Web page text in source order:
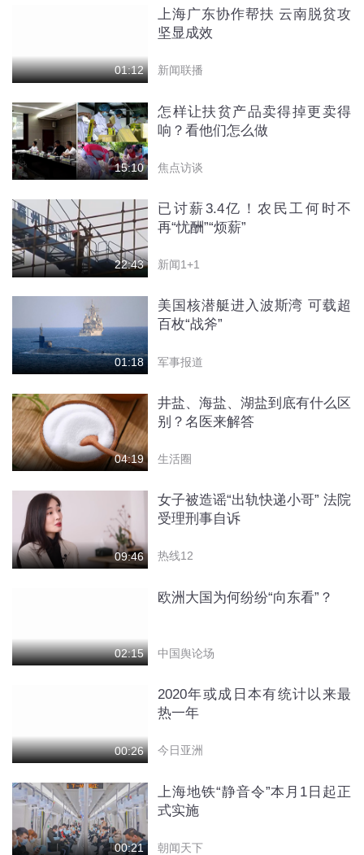
01:12
上海广东协作帮扶 云南脱贫攻
坚显成效
新闻联播
15:10
怎样让扶贫产品卖得掉更卖得
响？看他们怎么做
焦点访谈
22:43
已讨薪3.4亿！农民工何时不
再“忧酬”“烦薪”
新闻1+1
01:18
美国核潜艇进入波斯湾 可载超
百枚“战斧”
军事报道
04:19
井盐、海盐、湖盐到底有什么区
别？名医来解答
生活圈
09:46
女子被造谣“出轨快递小哥” 法院
受理刑事自诉
热线12
02:15
欧洲大国为何纷纷“向东看”？
中国舆论场
00:26
2020年或成日本有统计以来最
热一年
今日亚洲
00:21
上海地铁“静音令”本月1日起正
式实施
朝闻天下